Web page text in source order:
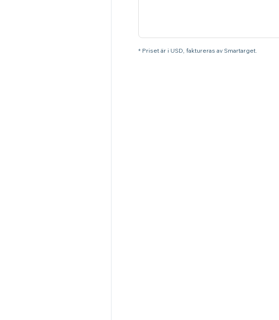
* Priset är i USD, faktureras av Smartarget.